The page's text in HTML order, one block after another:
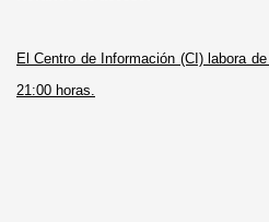
El Centro de Información (CI) labora
21:00 horas.